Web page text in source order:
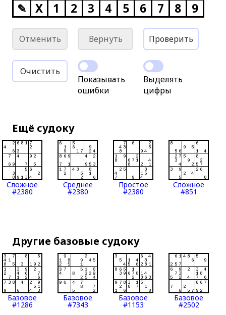
✎ X 1 2 3 4 5 6 7 8 9
Отменить Вернуть Проверить
Очистить
Показывать
ошибки
Выделять
цифры
Ещё судоку
Сложное
#2380
Среднее
#2380
Простое
#2380
Сложное
#851
Другие базовые судоку
Базовое
#1286
Базовое
#7343
Базовое
#1153
Базовое
#2502